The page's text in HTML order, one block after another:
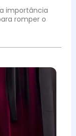
importância
romper o